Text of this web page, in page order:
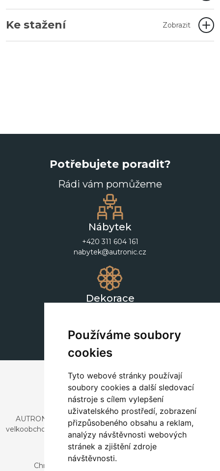
Používáme soubory
cookies
Tyto webové stránky používají
soubory cookies a další sledovací
nástroje s cílem vylepšení
uživatelského prostředí, zobrazení
přizpůsobeného obsahu a reklam,
analýzy návštěvnosti webových
stránek a zjištění zdroje
návštěvnosti.
Ke stažení Zobrazit
Potřebujete poradit?
Rádi vám pomůžeme
Nábytek
+420 311 604 161
nabytek@autronic.cz
Dekorace
AUTRONIC, s.r.o. je společnost zabývající se dovozem a
velkoobchodním prodejem designového i stylového nábytku
a dekorací.
Česká republika
Chrustenice 270, 267 12 Loděnice u Berouna